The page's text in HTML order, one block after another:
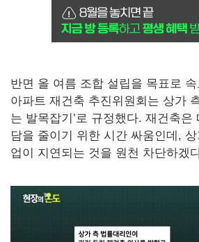
반면 올 여름 조합 설립을 목표로
아파트 재건축 추진위원회는 상가
는 발목잡기’로 규정했다. 재건축은
담을 줄이기 위한 시간 싸움인데,
업이 지연되는 것을 원천 차단하겠